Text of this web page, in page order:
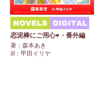
恋泥棒にご用心♥・番外編
著：森本あき
ill：甲田イリヤ